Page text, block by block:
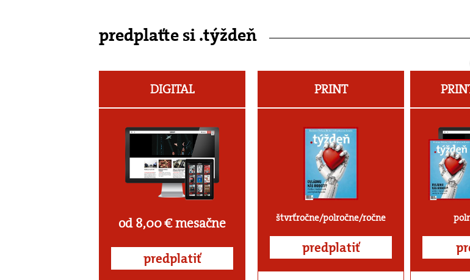
predplaťte si .týždeň
DIGITAL
od 8,00 € mesačne
predplatiť
PRINT
štvrťročne/polročne/ročne
predplatiť